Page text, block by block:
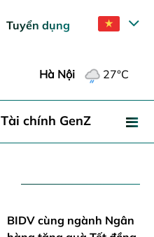
Tuyển dụng
Hà Nội 27°C
Tài chính GenZ
BIDV cùng ngành Ngân